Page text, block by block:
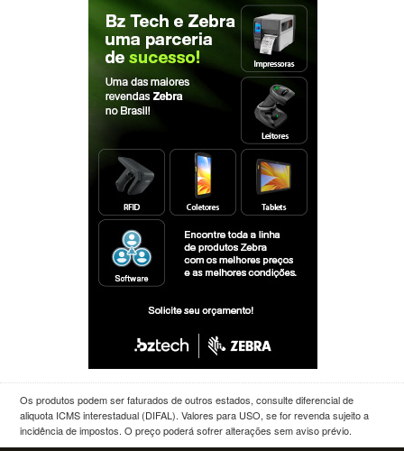
Os produtos podem ser faturados de outros estados, consulte diferencial de
aliquota ICMS interestadual (DIFAL). Valores para USO, se for revenda sujeito a
incidência de impostos. O preço poderá sofrer alterações sem aviso prévio.